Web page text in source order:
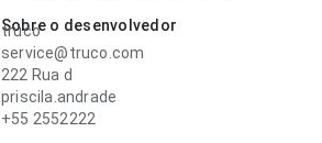
Sobre o desenvolvedor
truco
service@truco.com
222 Rua d
priscila.andrade
+55 2552222